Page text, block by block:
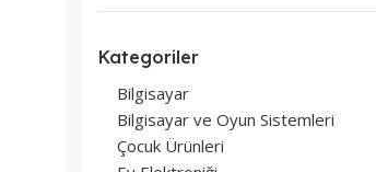
Kategoriler
Bilgisayar
Bilgisayar ve Oyun Sistemleri
Çocuk Ürünleri